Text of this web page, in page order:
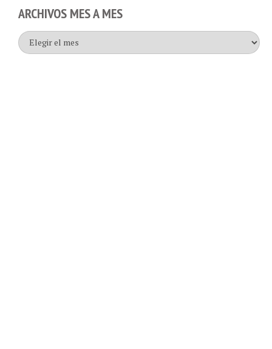
ARCHIVOS MES A MES
Archivos
mes